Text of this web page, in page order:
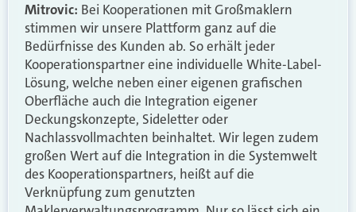
Mitrovic: Bei Kooperationen mit Großmaklern
stimmen wir unsere Plattform ganz auf die
Bedürfnisse des Kunden ab. So erhält jeder
Kooperationspartner eine individuelle White-Label-
Lösung, welche neben einer eigenen grafischen
Oberfläche auch die Integration eigener
Deckungskonzepte, Sideletter oder
Nachlassvollmachten beinhaltet. Wir legen zudem
großen Wert auf die Integration in die Systemwelt
des Kooperationspartners, heißt auf die
Verknüpfung zum genutzten